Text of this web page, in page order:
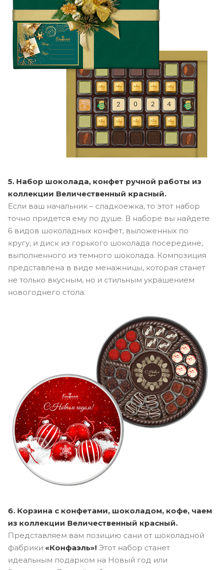
5. Набор шоколада, конфет ручной работы из
коллекции Величественный красный.
Если ваш начальник – сладкоежка, то этот набор
точно придется ему по душе. В наборе вы найдете
6 видов шоколадных конфет, выложенных по
кругу, и диск из горького шоколада посередине,
выполненного из темного шоколада. Композиция
представлена в виде менажницы, которая станет
не только вкусным, но и стильным украшением
новогоднего стола.
6. Корзина с конфетами, шоколадом, кофе, чаем
из коллекции Величественный красный.
Представляем вам позицию сани от шоколадной
фабрики «Конфаэль»! Этот набор станет
идеальным подарком на Новый год или